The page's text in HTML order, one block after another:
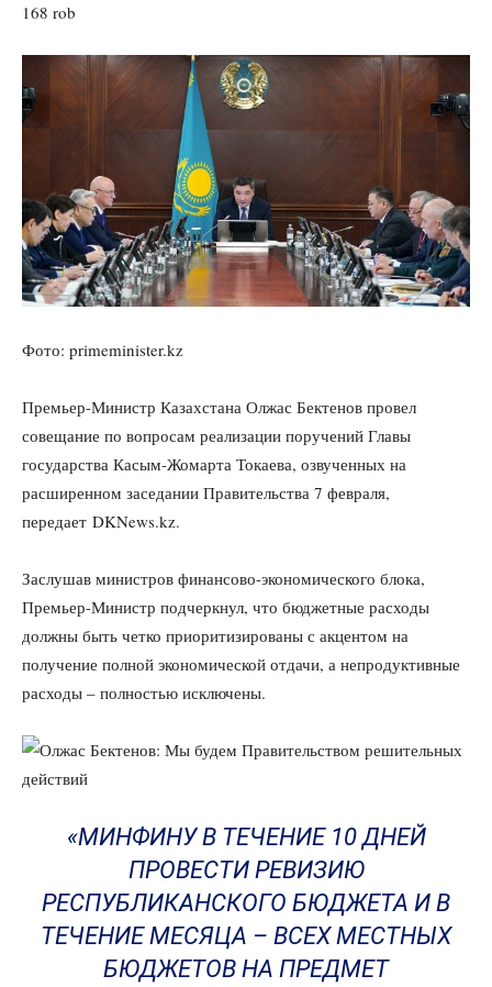
168 rob
Фото: primeminister.kz
Премьер-Министр Казахстана Олжас Бектенов провел
совещание по вопросам реализации поручений Главы
государства Касым-Жомарта Токаева, озвученных на
расширенном заседании Правительства 7 февраля,
передает DKNews.kz.
Заслушав министров финансово-экономического блока,
Премьер-Министр подчеркнул, что бюджетные расходы
должны быть четко приоритизированы с акцентом на
получение полной экономической отдачи, а непродуктивные
расходы – полностью исключены.
«МИНФИНУ В ТЕЧЕНИЕ 10 ДНЕЙ
ПРОВЕСТИ РЕВИЗИЮ
РЕСПУБЛИКАНСКОГО БЮДЖЕТА И В
ТЕЧЕНИЕ МЕСЯЦА – ВСЕХ МЕСТНЫХ
БЮДЖЕТОВ НА ПРЕДМЕТ